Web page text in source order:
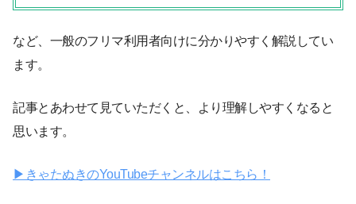
など、一般のフリマ利用者向けに分かりやすく解説してい
ます。
記事とあわせて見ていただくと、より理解しやすくなると
思います。
▶︎きゃたぬきのYouTubeチャンネルはこちら！